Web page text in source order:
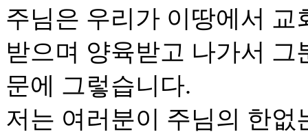
주님은 우리가 이땅에서
받으며 양육받고 나가서
문에 그렇습니다.
저는 여러분이 주님의 한